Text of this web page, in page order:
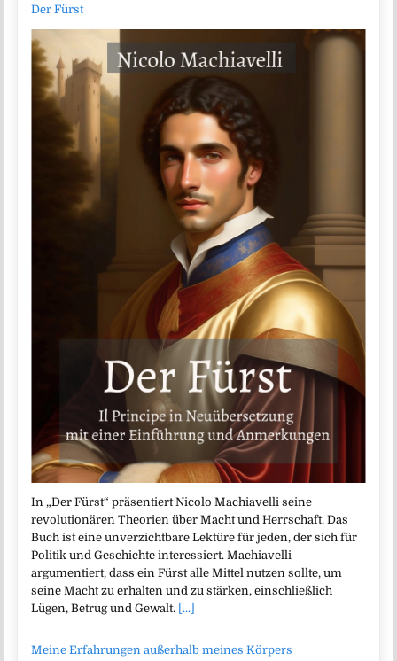
Der Fürst
In „Der Fürst“ präsentiert Nicolo Machiavelli seine
revolutionären Theorien über Macht und Herrschaft. Das
Buch ist eine unverzichtbare Lektüre für jeden, der sich für
Politik und Geschichte interessiert. Machiavelli
argumentiert, dass ein Fürst alle Mittel nutzen sollte, um
seine Macht zu erhalten und zu stärken, einschließlich
Lügen, Betrug und Gewalt. [...]
Meine Erfahrungen außerhalb meines Körpers